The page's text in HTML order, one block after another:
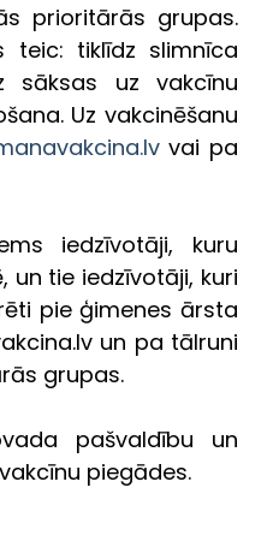
prioritārās grupas.
teic: tiklīdz slimnīca
sāksas uz vakcīnu
Uz vakcinēšanu
vai pa
iedzīvotāji, kuru
tie iedzīvotāji, kuri
pie ģimenes ārsta
un pa tālruni
grupas.
pašvaldību un
piegādes.